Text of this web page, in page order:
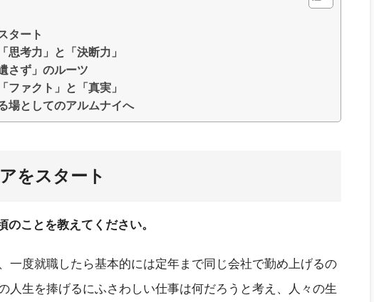
タート
思考力」と「決断力」
さず」のルーツ
ファクト」と「真実」
場としてのアルムナイへ
をスタート
ことを教えてください。
一度就職したら基本的には定年まで同じ会社で勤め上げるの
人生を捧げるにふさわしい仕事は何だろうと考え、人々の生